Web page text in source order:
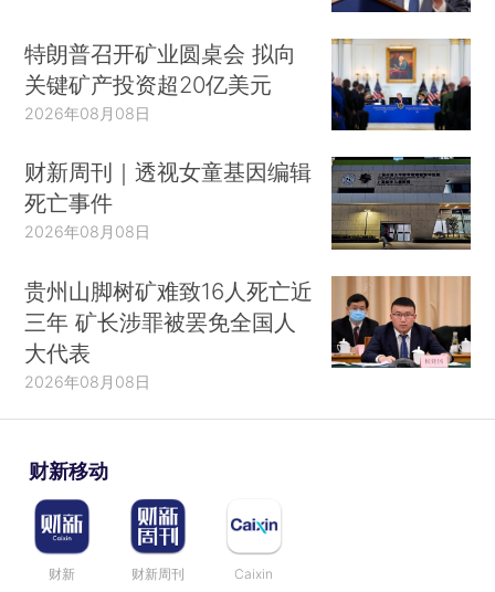
特朗普召开矿业圆桌会 拟向
关键矿产投资超20亿美元
2026年08月08日
财新周刊｜透视女童基因编辑
死亡事件
2026年08月08日
贵州山脚树矿难致16人死亡近
三年 矿长涉罪被罢免全国人
大代表
2026年08月08日
财新移动
财新 财新周刊 Caixin